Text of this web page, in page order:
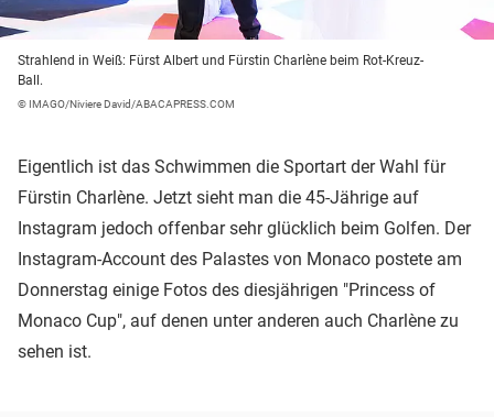
Strahlend in Weiß: Fürst Albert und Fürstin Charlène beim Rot-Kreuz-
Ball.
© IMAGO/Niviere David/ABACAPRESS.COM
Eigentlich ist das Schwimmen die Sportart der Wahl für
Fürstin Charlène. Jetzt sieht man die 45-Jährige auf
Instagram jedoch offenbar sehr glücklich beim Golfen. Der
Instagram-Account des Palastes von Monaco postete am
Donnerstag einige Fotos des diesjährigen "Princess of
Monaco Cup", auf denen unter anderen auch Charlène zu
sehen ist.